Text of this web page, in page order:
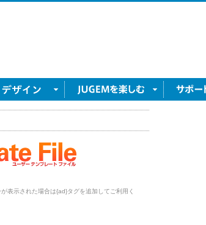
表示された場合は{ad}タグを追加してご利用く